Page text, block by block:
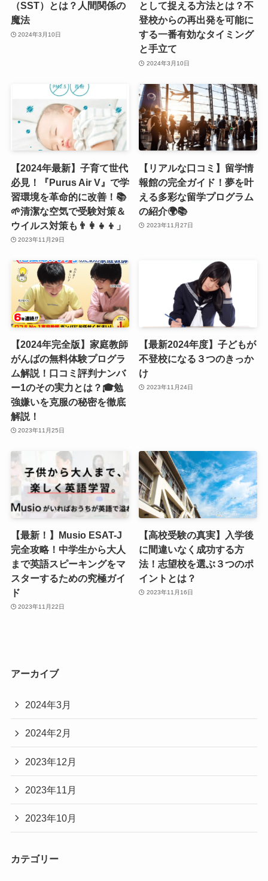
（SST）とは？人間関係の
魔法
2024年3月10日
として捉える方法とは？不
登校からの再出発を可能に
する一番有効なタイミング
と手立て
2024年3月10日
【2024年最新】子育て世代
必見！『Purus Air V』で学
習環境を革命的に改善！📚
🌱清潔な空気で受験対策＆
ウイルス対策も👨‍👩‍👧‍👦」
2023年11月29日
【リアルな口コミ】留学情
報館の完全ガイド！夢を叶
える多彩な留学プログラム
の紹介🌍📚
2023年11月27日
【2024年完全版】家庭教師
がんばの無料体験プログラ
ム解説！口コミ評判ナンバ
ー1のその実力とは？🎓勉
強嫌いを克服の秘密を徹底
解説！
2023年11月25日
【最新2024年度】子どもが
不登校になる３つのきっか
け
2023年11月24日
【最新！】Musio ESAT-J
完全攻略！中学生から大人
まで英語スピーキングをマ
スターするための究極ガイ
ド
2023年11月22日
【高校受験の真実】入学後
に間違いなく成功する方
法！志望校を選ぶ３つのポ
イントとは？
2023年11月16日
アーカイブ
2024年3月
2024年2月
2023年12月
2023年11月
2023年10月
カテゴリー